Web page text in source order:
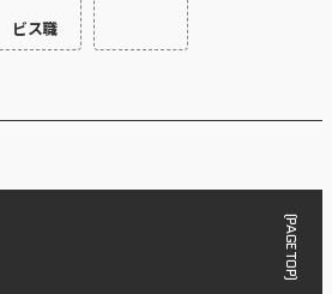
ビス職
(PAGE TOP)